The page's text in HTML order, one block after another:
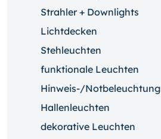
Strahler + Downlights
Lichtdecken
Stehleuchten
funktionale Leuchten
Hinweis-/Notbeleuchtung
Hallenleuchten
dekorative Leuchten